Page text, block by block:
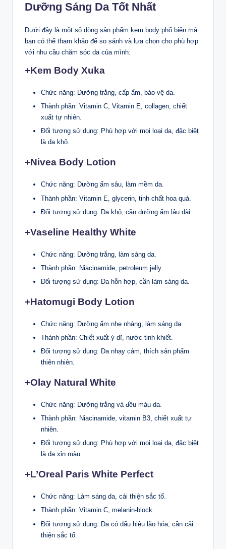
Dưỡng Sáng Da Tốt Nhất
Dưới đây là một số dòng sản phẩm kem body phổ biến mà
bạn có thể tham khảo để so sánh và lựa chọn cho phù hợp
với nhu cầu chăm sóc da của mình:
+Kem Body Xuka
Chức năng: Dưỡng trắng, cấp ẩm, bảo vệ da.
Thành phần: Vitamin C, Vitamin E, collagen, chiết
xuất tự nhiên.
Đối tượng sử dụng: Phù hợp với mọi loại da, đặc biệt
là da khô.
+Nivea Body Lotion
Chức năng: Dưỡng ẩm sâu, làm mềm da.
Thành phần: Vitamin E, glycerin, tinh chất hoa quả.
Đối tượng sử dụng: Da khô, cần dưỡng ẩm lâu dài.
+Vaseline Healthy White
Chức năng: Dưỡng trắng, làm sáng da.
Thành phần: Niacinamide, petroleum jelly.
Đối tượng sử dụng: Da hỗn hợp, cần làm sáng da.
+Hatomugi Body Lotion
Chức năng: Dưỡng ẩm nhẹ nhàng, làm sáng da.
Thành phần: Chiết xuất ý dĩ, nước tinh khiết.
Đối tượng sử dụng: Da nhạy cảm, thích sản phẩm
thiên nhiên.
+Olay Natural White
Chức năng: Dưỡng trắng và đều màu da.
Thành phần: Niacinamide, vitamin B3, chiết xuất tự
nhiên.
Đối tượng sử dụng: Phù hợp với mọi loại da, đặc biệt
là da xỉn màu.
+L’Oreal Paris White Perfect
Chức năng: Làm sáng da, cải thiện sắc tố.
Thành phần: Vitamin C, melanin-block.
Đối tượng sử dụng: Da có dấu hiệu lão hóa, cần cải
thiện sắc tố.